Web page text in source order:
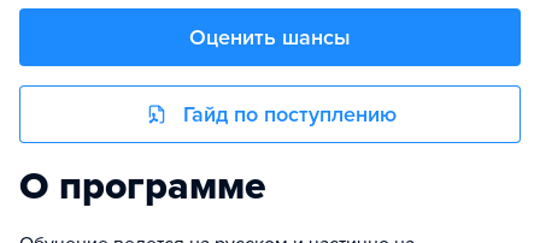
Оценить шансы
Гайд по поступлению
О программе